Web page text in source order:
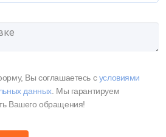
Вы соглашаетесь cусловиями
данных. Мы гарантируем
Вашего обращения!